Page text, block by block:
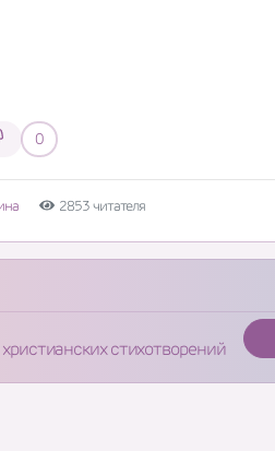
0
2853 читателя
стихотворений